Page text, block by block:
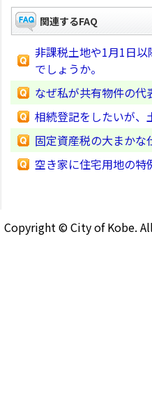
関連するFAQ
非課税土地や1月1日
でしょうか。
なぜ私が共有物件の代
相続登記をしたいが、
固定資産税の大まかな
空き家に住宅用地の特
Copyright © City of Kobe.